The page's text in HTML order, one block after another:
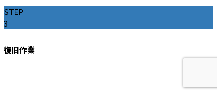
STEP
3
復旧作業